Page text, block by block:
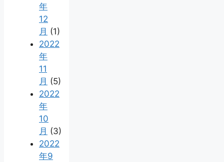
年
12
月 (1)
2022
年
11
月 (5)
2022
年
10
月 (3)
2022
年9